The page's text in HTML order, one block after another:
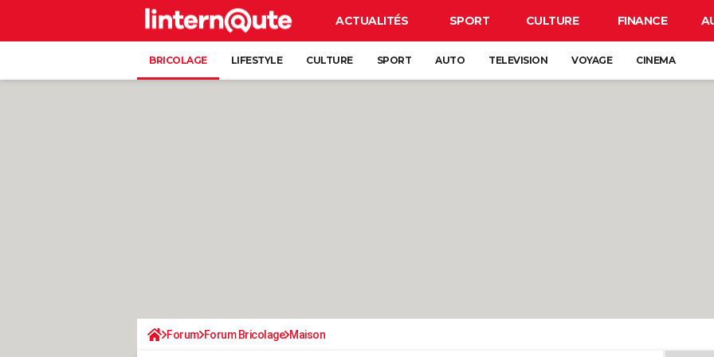
ACTUALITÉS SPORT CULTURE FINANCE
BRICOLAGE LIFESTYLE CULTURE SPORT AUTO TELEVISION VOYAGE CINEMA
Forum Forum Bricolage Maison